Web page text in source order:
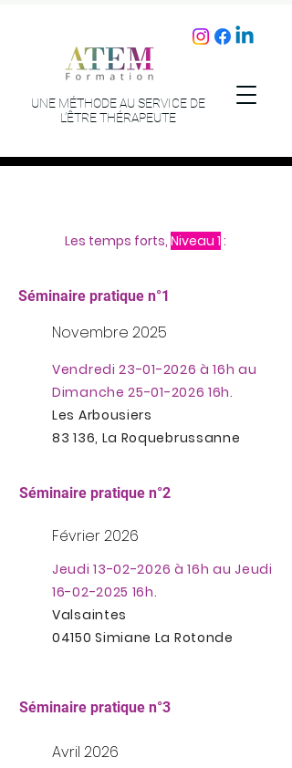
UNE MÉTHODE AU SERVICE DE
L’ÊTRE THÉRAPEUTE
Les temps forts, Niveau 1 :
Séminaire pratique n°1
Novembre 2025
Vendredi23-01-2026 à 16h au
Dimanche25-01-2026 16h.
Les Arbousiers
83 136, La Roquebrussanne
Séminaire pratique n°2
Février 2026
Jeudi13-02-2026 à 16h au Jeudi
16-02-2025 16h.
Valsaintes
04150 Simiane La Rotonde
Séminaire pratique n°3
Avril 2026